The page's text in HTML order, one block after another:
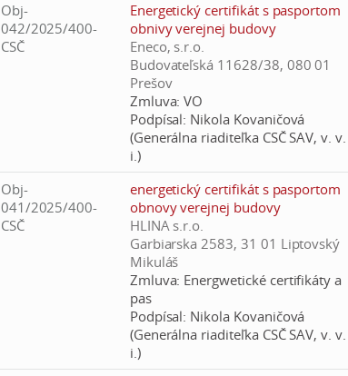
Obj-
042/2025/400-
CSČ
Energetický certifikát s pasportom
obnivy verejnej budovy
Eneco, s.r.o.
Budovateľská 11628/38, 080 01
Prešov
Zmluva: VO
Podpísal: Nikola Kovaničová
(Generálna riaditeľka CSČ SAV, v. v.
i.)
Obj-
041/2025/400-
CSČ
energetický certifikát s pasportom
obnovy verejnej budovy
HLINA s.r.o.
Garbiarska 2583, 31 01 Liptovský
Mikuláš
Zmluva: Energwetické certifikáty a
pas
Podpísal: Nikola Kovaničová
(Generálna riaditeľka CSČ SAV, v. v.
i.)